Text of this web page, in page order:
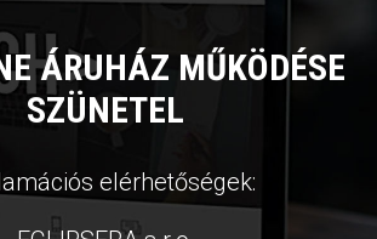
ÁRUHÁZ MŰKÖDÉSE
SZÜNETEL
elérhetőségek: